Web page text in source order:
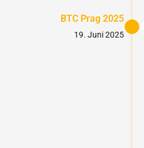
BTC Prag 2025
19. Juni 2025